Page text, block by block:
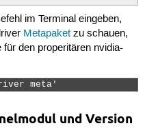
515
515
im Terminal eingeben,
Metapaketzu schauen,
den properitären nvidia-
meta'
und Version